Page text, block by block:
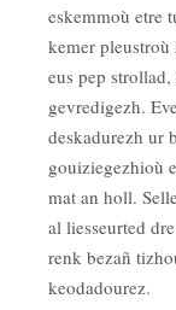
eskemmoù etre
kemer
eus pep
gevredigezh.
deskadurezh ur
gouiziegezhioù
mat an holl.
al liesseurted
renk bezañ
keodadourez.